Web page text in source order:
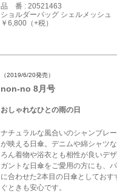
品 番 : 20521463
ショルダーバッグ シェルメッシュ
￥6,800（+税）
（2019/6/20発売）
non-no 8月号
おしゃれなひとの雨の日
ナチュラルな風合いのシャンブレ
が映える日傘。デニムや綿シャツ
ろん着物や浴衣とも相性が良いデ
ガントな日傘をご愛用の方にも、
に合わせた2本目の日傘としてお
ぐときも安心です。